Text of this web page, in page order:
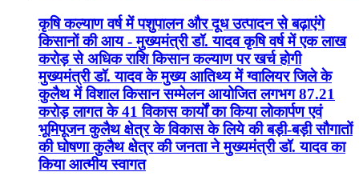
कृषि कल्याण वर्ष में पशुपालन और दूध उत्पादन से बढ़ाएंगे
किसानों की आय - मुख्यमंत्री डॉ. यादव कृषि वर्ष में एक लाख
करोड़ से अधिक राशि किसान कल्याण पर खर्च होगी
मुख्यमंत्री डॉ. यादव के मुख्य आतिथ्य में ग्वालियर जिले के
कुलैथ में विशाल किसान सम्मेलन आयोजित लगभग 87.21
करोड़ लागत के 41 विकास कार्यों का किया लोकार्पण एवं
भूमिपूजन कुलैथ क्षेत्र के विकास के लिये की बड़ी-बड़ी सौगातों
की घोषणा कुलैथ क्षेत्र की जनता ने मुख्यमंत्री डॉ. यादव का
किया आत्मीय स्वागत